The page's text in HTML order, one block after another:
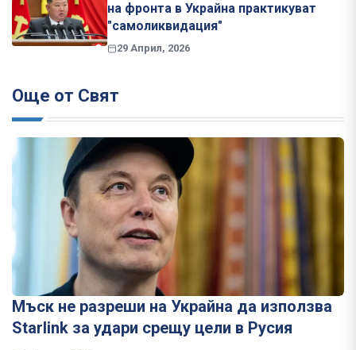
на фронта в Украйна практикуват
"самоликвидация"
29 Април, 2026
Още от Свят
Мъск не разреши на Украйна да използва
Starlink за удари срещу цели в Русия